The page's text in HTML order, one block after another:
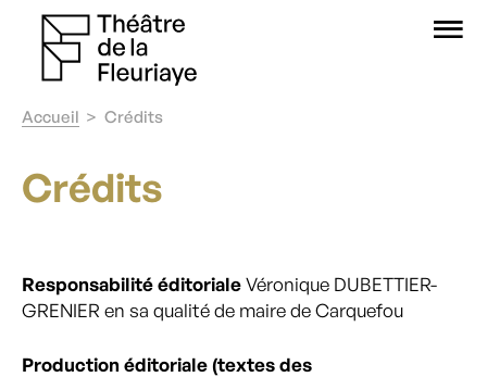
Accueil Crédits
Crédits
Responsabilité éditorialeVéronique DUBETTIER-
GRENIER en sa qualité de maire de Carquefou
Production éditoriale (textes des